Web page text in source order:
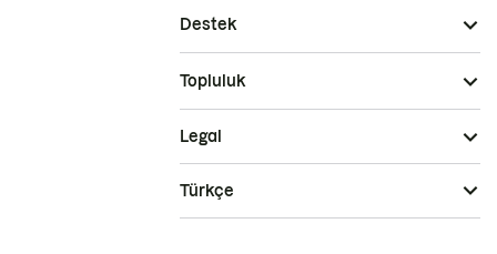
Destek
Topluluk
Legal
Türkçe